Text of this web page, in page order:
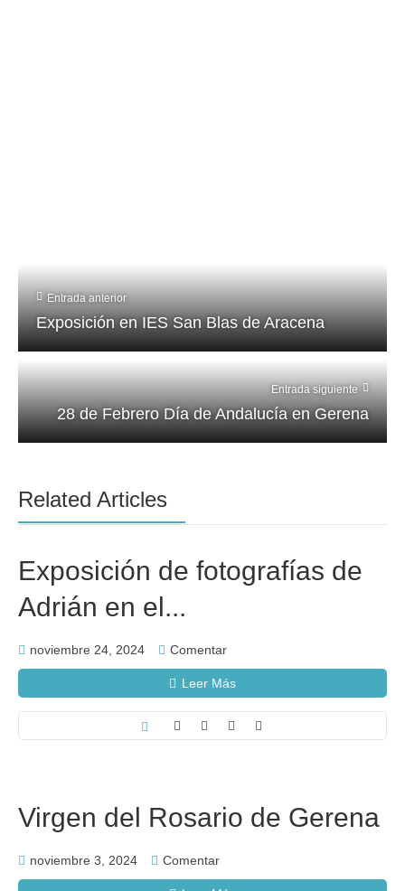
Entrada anterior
Exposición en IES San Blas de Aracena
Entrada siguiente
28 de Febrero Día de Andalucía en Gerena
Related Articles
Exposición de fotografías de
Adrián en el...
noviembre 24, 2024 Comentar
Leer Más
Virgen del Rosario de Gerena
noviembre 3, 2024 Comentar